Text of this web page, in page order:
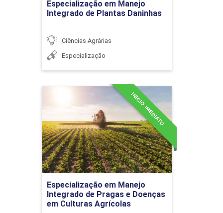
A Quarta Era da Qualidade:
A Gestão Estratégica da
Qualidade (GEQ)
Ferramentas de qualidade
e controle sanitário dos
alimentos: ISO 22000 e ISO
14001
Especialização em Manejo
Integrado de Plantas Daninhas
Ciências Agrárias
Especialização
Especialização em Manejo
Integrado de Pragas e Doenças
em Culturas Agrícolas
INÍCIO IMEDIATO
Especialização em Manejo
Integrado de Pragas e
Doenças em Culturas
Agrícolas
Detalhes do curso
Ir para Inscrição